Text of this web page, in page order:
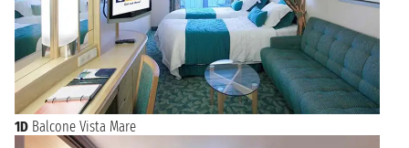
1D Balcone Vista Mare